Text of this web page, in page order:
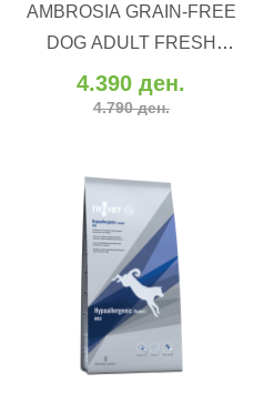
AMBROSIA GRAIN-FREE
DOG ADULT FRESH
TURKEY & DUCK (12 kg)
4.390 ден.
4.790 ден.
Додај во желби
Додај за споредба